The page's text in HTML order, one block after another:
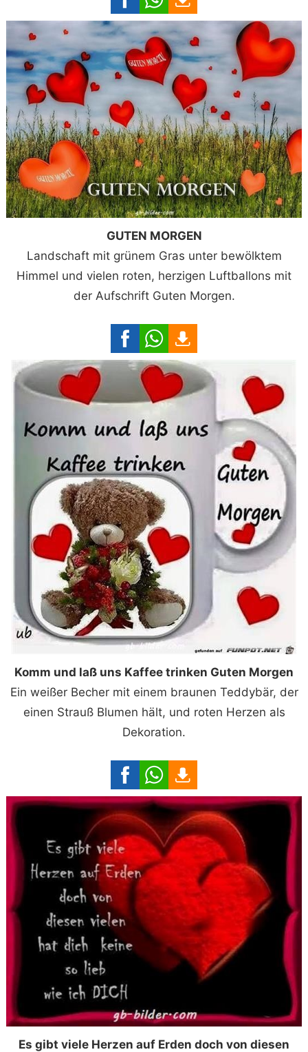
GUTEN MORGEN
Landschaft mit grünem Gras unter bewölktem
Himmel und vielen roten, herzigen Luftballons mit
der Aufschrift Guten Morgen.
Komm und laß uns Kaffee trinken Guten Morgen
Ein weißer Becher mit einem braunen Teddybär, der
einen Strauß Blumen hält, und roten Herzen als
Dekoration.
Es gibt viele Herzen auf Erden doch von diesen